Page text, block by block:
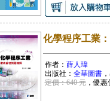
化學程序工業
作者： 薛人瑋
出版社： 全華圖書
定價：640 元，優惠